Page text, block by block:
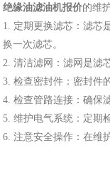
绝缘油滤油机报价的维
1. 定期更换滤芯：滤芯
换一次滤芯。
2. 清洁滤网：滤网是滤
3. 检查密封件：密封件
4. 检查管路连接：确保
5. 维护电气系统：定期
6. 注意安全操作：在维